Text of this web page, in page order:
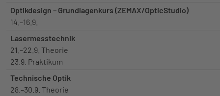
Optikdesign – Grundlagenkurs (ZEMAX/OpticStudio)
14.–16.9.
Lasermesstechnik
21.–22.9. Theorie
23.9. Praktikum
Technische Optik
28.–30.9. Theorie